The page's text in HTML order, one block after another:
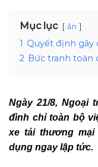
Mục lục ẩn
1 Quyết định gây
2 Bức tranh toàn
Ngày 21/8, Ngoại
đình chỉ toàn bộ
xe tải thương
dụng ngay lập tức.